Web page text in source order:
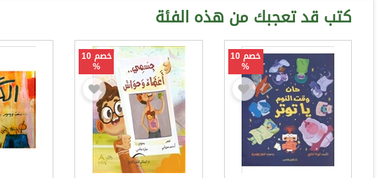
كتب قد تعجبك من هذه الفئة
خصم 10
%
خصم 10
%